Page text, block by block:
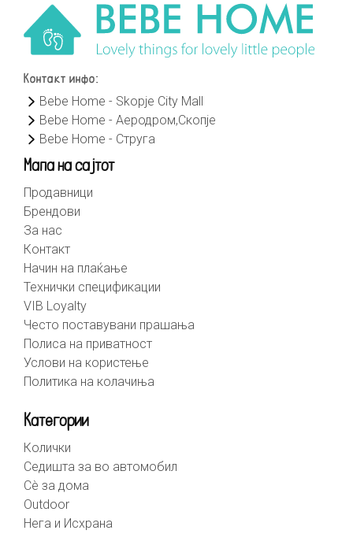
Контакт инфо:
Bebe Home - Skopje City Mall
Bebe Home - Аеродром,Скопје
Bebe Home - Струга
Мапа на сајтот
Продавници
Брендови
За нас
Контакт
Начин на плаќање
Технички спецификации
VIB Loyalty
Често поставувани прашања
Полиса на приватност
Услови на користење
Политика на колачиња
Категории
Колички
Седишта за во автомобил
Сè за дома
Outdoor
Нега и Исхрана